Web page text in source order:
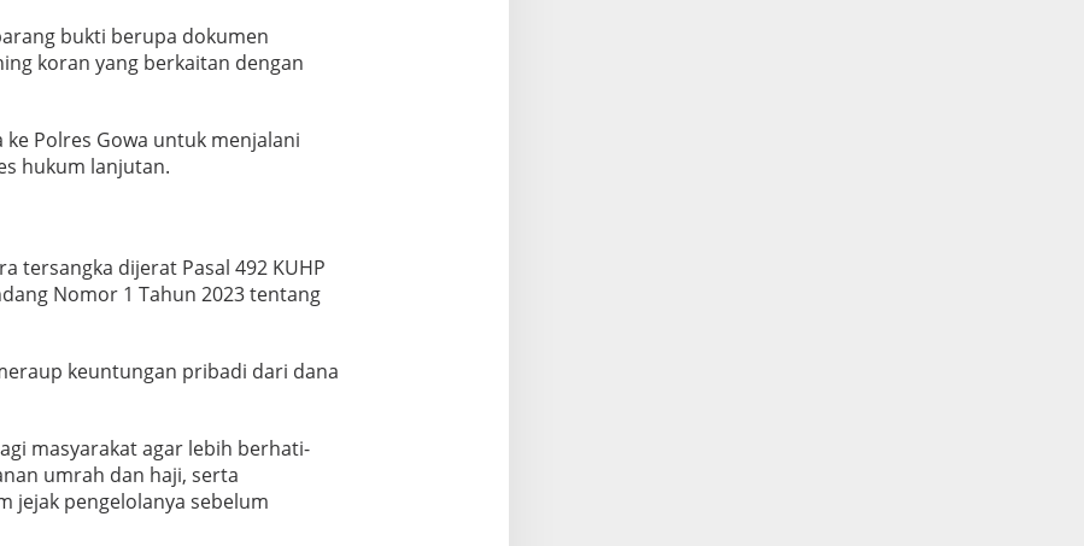
bukti berupa dokumen
koran yang berkaitan dengan
Polres Gowa untuk menjalani
hukum lanjutan.
tersangka dijerat Pasal 492 KUHP
Nomor 1 Tahun 2023 tentang
keuntungan pribadi dari dana
masyarakat agar lebih berhati-
umrah dan haji, serta
jejak pengelolanya sebelum